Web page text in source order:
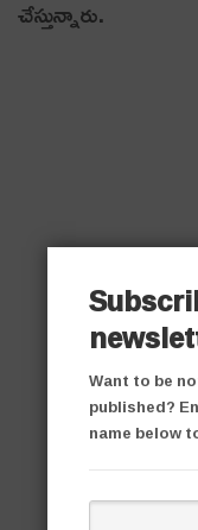
చేస్తున్నారు.
Want to be
published?
name below